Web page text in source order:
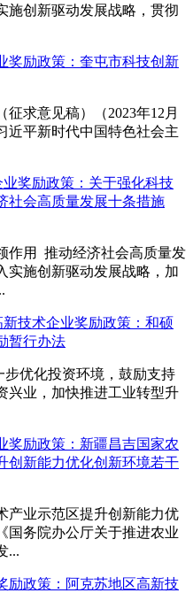
施创新驱动发展战略，贯彻
奖励政策：奎屯市科技创新
求意见稿）（2023年12月
近平新时代中国特色社会主
奖励政策：关于强化科技
社会高质量发展十条措施
作用 推动经济社会高质量发
实施创新驱动发展战略，加
技术企业奖励政策：和硕
暂行办法
优化投资环境，鼓励支持
兴业，加快推进工业转型升
奖励政策：新疆昌吉国家农
创新能力优化创新环境若干
产业示范区提升创新能力优
国务院办公厅关于推进农业
...
励政策：阿克苏地区高新技